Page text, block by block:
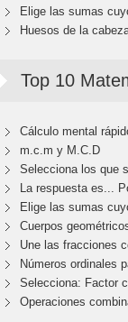
Elige las sumas
Huesos de la
Top 10
Cálculo mental
m.c.m y M.C.D
Selecciona los que
La respuesta es...
Elige las sumas
Cuerpos
Une las fracciones
Números ordinales
Selecciona: Factor
Operaciones